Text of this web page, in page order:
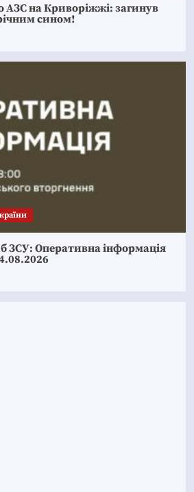
АЗС на Криворіжжі: загинув
сином!
ЗСУ: Оперативна інформація